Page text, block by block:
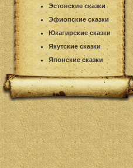
Эстонские сказки
Эфиопские сказки
Юкагирские сказки
Якутские сказки
Японские сказки